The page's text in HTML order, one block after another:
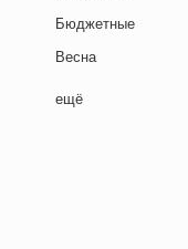
Бюджетные
Весна
Выходные дни
ещё